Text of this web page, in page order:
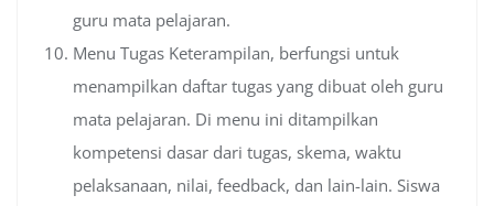
guru mata pelajaran.
Menu Tugas Keterampilan, berfungsi untuk
menampilkan daftar tugas yang dibuat oleh guru
mata pelajaran. Di menu ini ditampilkan
kompetensi dasar dari tugas, skema, waktu
pelaksanaan, nilai, feedback, dan lain-lain. Siswa